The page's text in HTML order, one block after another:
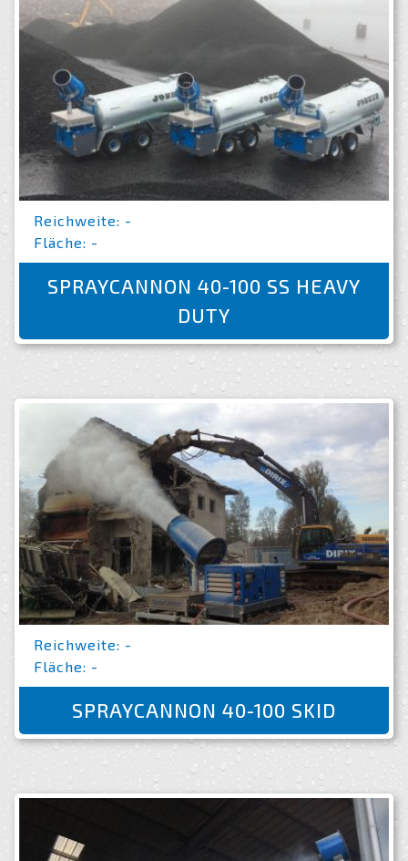
Reichweite: -
Fläche: -
SPRAYCANNON 40-100 SS HEAVY
DUTY
Reichweite: -
Fläche: -
SPRAYCANNON 40-100 SKID